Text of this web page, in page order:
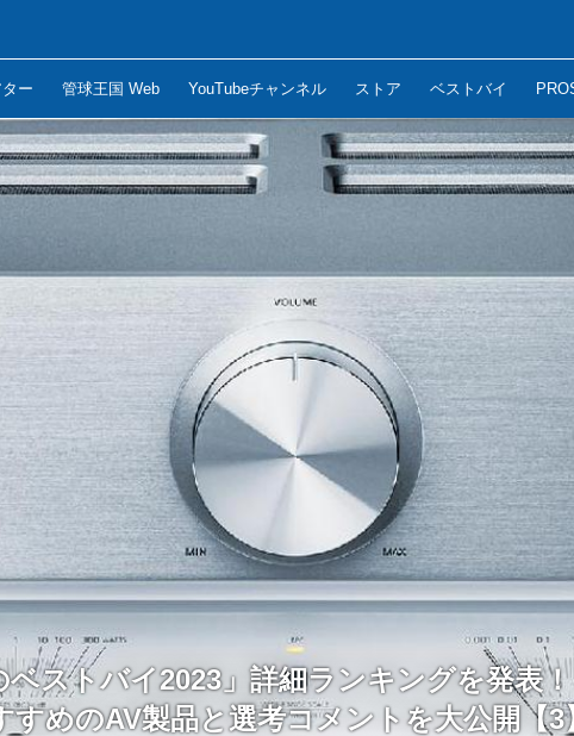
ー 管球王国 Web YouTubeチャンネル ストア ベストバイ
ベストバイ2023」詳細ランキングを発表
すめのAV製品と選考コメントを大公開【3